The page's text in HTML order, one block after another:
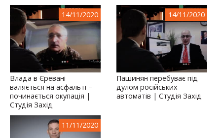
14/11/2020
Влада в Єревані
валяється на асфальті –
починається окупація |
Студія Захід
14/11/2020
Пашинян перебуває під
дулом російських
автоматів | Студія Захід
11/11/2020